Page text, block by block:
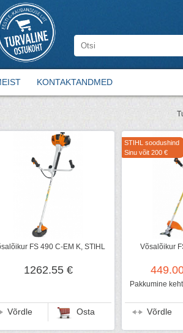
KONTAKTANDMED
FS 490 C-EM K, STIHL
1262.55 €
Võrdle Osta
STIHL soodushind
Sinu võit 200 €
Võsalõikur
Pakkumine
Võrdle